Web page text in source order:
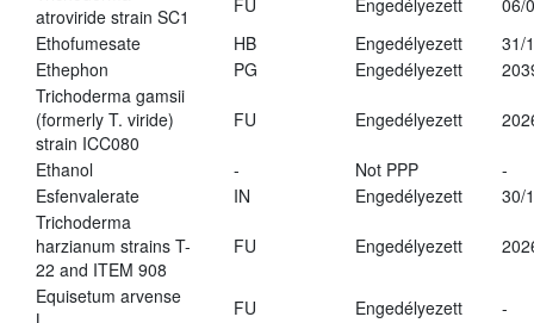
atroviride strain SC1
FU Engedélyezett
06/
Ethofumesate
HB Engedélyezett
31/
Ethephon
PG Engedélyezett
Trichoderma gamsii
(formerly T. viride)
strain ICC080
FU Engedélyezett
Ethanol - Not PPP
-
Esfenvalerate
IN Engedélyezett
30/
Trichoderma
harzianum strains T-
22 and ITEM 908
FU Engedélyezett
Equisetum arvense
FU Engedélyezett
-